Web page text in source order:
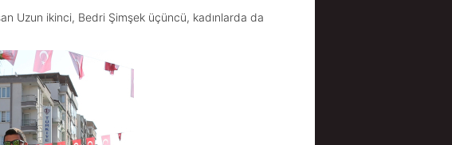
Uzun ikinci, Bedri Şimşek üçüncü, kadınlarda da